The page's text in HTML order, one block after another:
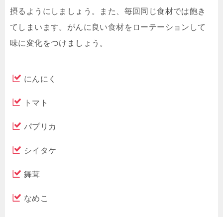
摂るようにしましょう。また、毎回同じ食材では飽き
てしまいます。がんに良い食材をローテーションして
味に変化をつけましょう。
にんにく
トマト
パプリカ
シイタケ
舞茸
なめこ